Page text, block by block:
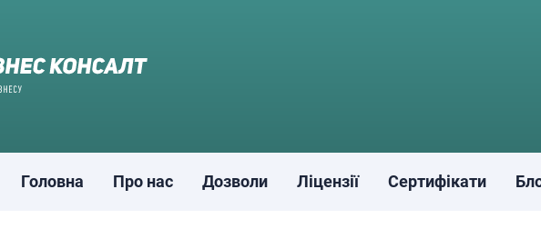
Головна Про нас Дозволи Ліцензії Сертифікати